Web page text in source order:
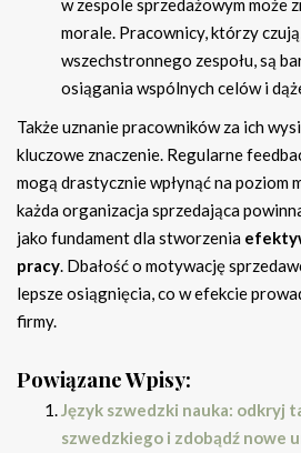
w zespole sprzedażowym może
morale. Pracownicy, którzy
wszechstronnego zespołu, są
osiągania wspólnych celów i
Także uznanie pracowników za ich
kluczowe znaczenie. Regularne
mogą drastycznie wpłynąć na poziom
każda organizacja sprzedająca
jako fundament dla stworzenia
pracy. Dbałość o motywację
lepsze osiągnięcia, co w efekcie
firmy.
Powiązane Wpisy:
Język szwedzki nauka: odkryj
szwedzkiego i zdobądź nowe